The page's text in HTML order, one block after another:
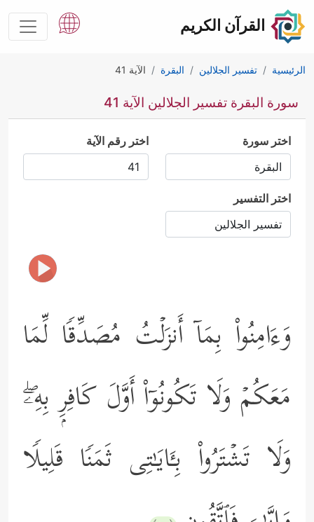
القرآن الكريم
الرئيسية تفسير الجلالين البقرة الآية 41
سورة البقرة تفسير الجلالين الآية 41
اختر سورة اختر رقم الآية
اختر التفسير
وَءَامِنُواْ بِمَاۤ أَنزَلۡتُ مُصَدِّقࣰا لِّمَا
مَعَكُمۡ وَلَا تَكُونُوۤاْ أَوَّلَ كَافِرِۭ بِهِۦۖ
وَلَا تَشۡتَرُواْ بِـَٔایَـٰتِی ثَمَنࣰا قَلِیلࣰا